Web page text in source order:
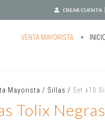
CREAR CUENTA
VENTA MAYORISTA
Mayorista / Sillas / Set x10
Tolix